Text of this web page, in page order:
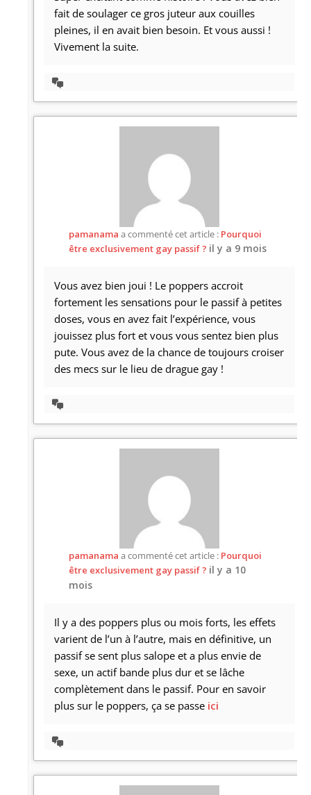
fait de soulager ce gros juteur aux couilles
pleines, il en avait bien besoin. Et vous aussi !
Vivement la suite.
pamanama a commenté cet article : Pourquoi
être exclusivement gay passif ? il y a 9 mois
Vous avez bien joui ! Le poppers accroit
fortement les sensations pour le passif à petites
doses, vous en avez fait l’expérience, vous
jouissez plus fort et vous vous sentez bien plus
pute. Vous avez de la chance de toujours croiser
des mecs sur le lieu de drague gay !
pamanama a commenté cet article : Pourquoi
être exclusivement gay passif ? il y a 10
mois
Il y a des poppers plus ou mois forts, les effets
varient de l’un à l’autre, mais en définitive, un
passif se sent plus salope et a plus envie de
sexe, un actif bande plus dur et se lâche
complètement dans le passif. Pour en savoir
plus sur le poppers, ça se passe ici